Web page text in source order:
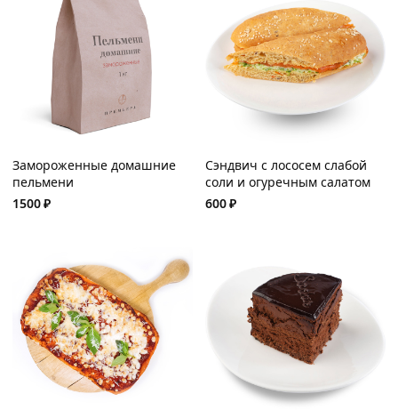
Замороженные домашние
пельмени
1500₽
Сэндвич с лососем слабой
соли и огуречным салатом
600₽